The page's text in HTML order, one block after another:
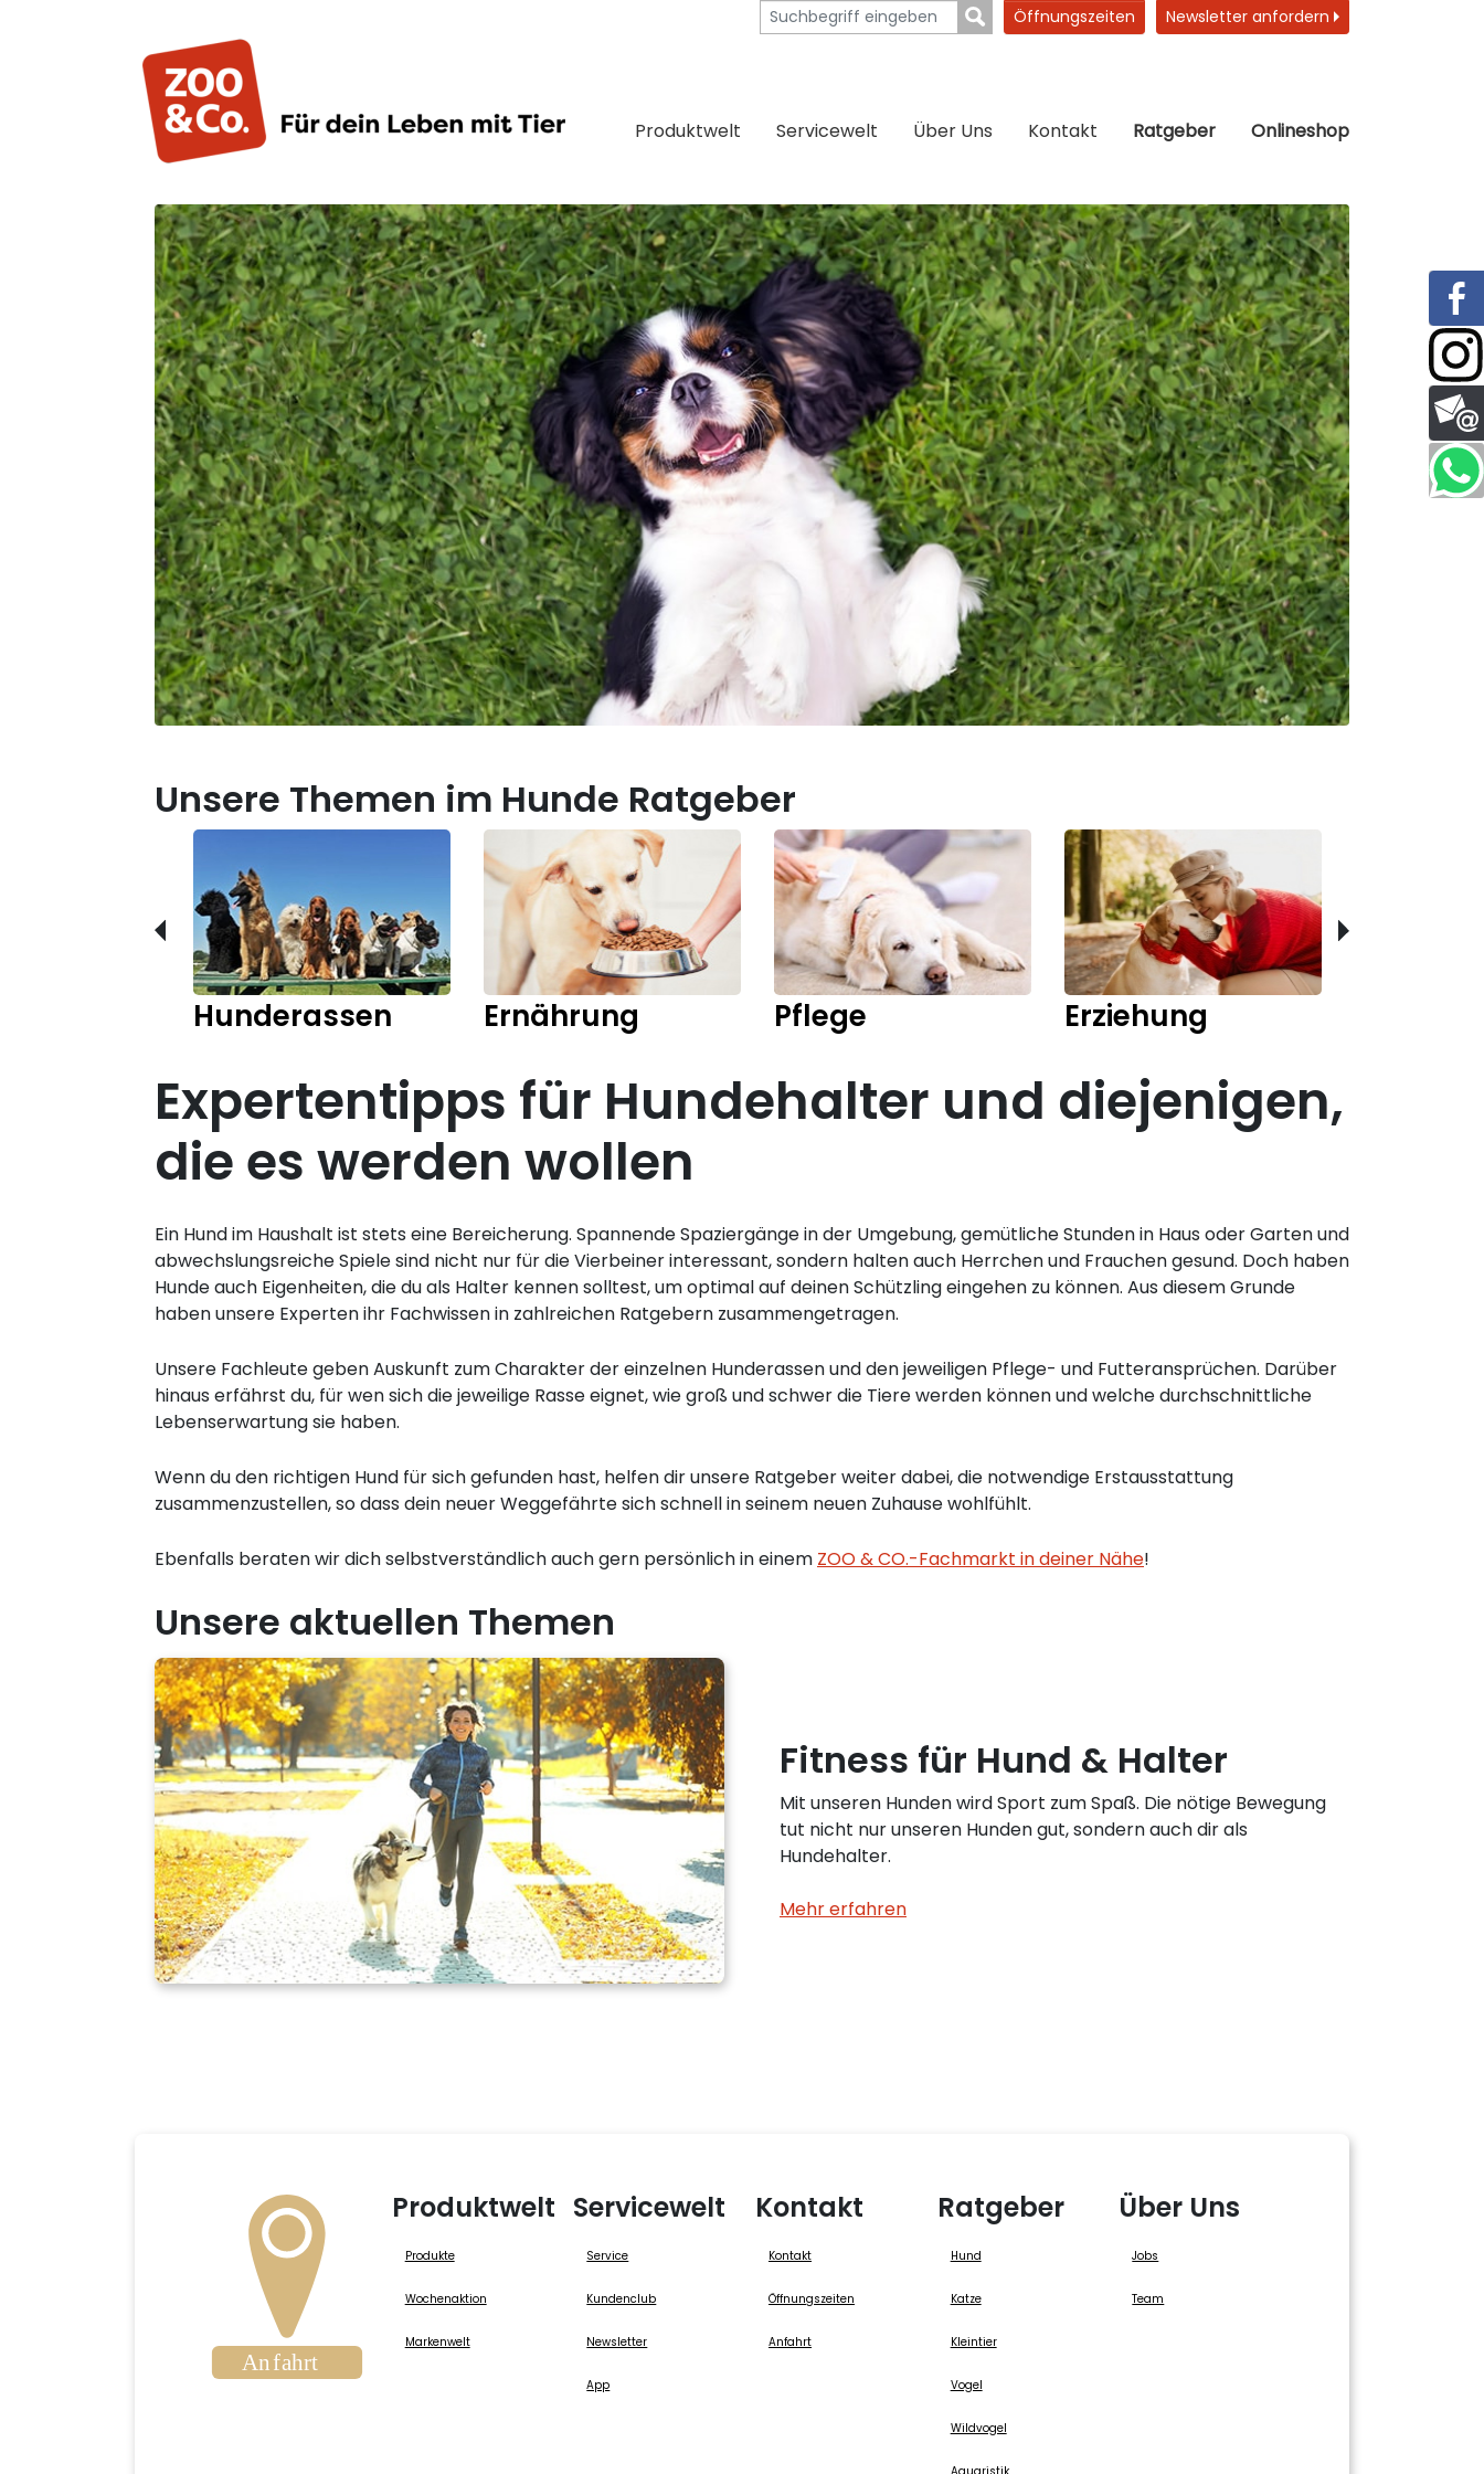
Öffnungszeiten Newsletter anfordern
Produktwelt Servicewelt Über Uns Kontakt Ratgeber Onlineshop
Unsere Themen im Hunde Ratgeber
Hunderassen Ernährung Pflege Erziehung
Expertentipps für Hundehalter und diejenigen,
die es werden wollen
Ein Hund im Haushalt ist stets eine Bereicherung. Spannende Spaziergänge in der Umgebung, gemütliche Stunden in Haus oder Garten und
abwechslungsreiche Spiele sind nicht nur für die Vierbeiner interessant, sondern halten auch Herrchen und Frauchen gesund. Doch haben
Hunde auch Eigenheiten, die du als Halter kennen solltest, um optimal auf deinen Schützling eingehen zu können. Aus diesem Grunde
haben unsere Experten ihr Fachwissen in zahlreichen Ratgebern zusammengetragen.
Unsere Fachleute geben Auskunft zum Charakter der einzelnen Hunderassen und den jeweiligen Pflege- und Futteransprüchen. Darüber
hinaus erfährst du, für wen sich die jeweilige Rasse eignet, wie groß und schwer die Tiere werden können und welche durchschnittliche
Lebenserwartung sie haben.
Wenn du den richtigen Hund für sich gefunden hast, helfen dir unsere Ratgeber weiter dabei, die notwendige Erstausstattung
zusammenzustellen, so dass dein neuer Weggefährte sich schnell in seinem neuen Zuhause wohlfühlt.
Ebenfalls beraten wir dich selbstverständlich auch gern persönlich in einem ZOO & CO.-Fachmarkt in deiner Nähe!
Unsere aktuellen Themen
Fitness für Hund & Halter
Mit unseren Hunden wird Sport zum Spaß. Die nötige Bewegung
tut nicht nur unseren Hunden gut, sondern auch dir als
Hundehalter.
Mehr erfahren
Produktwelt
Produkte
Wochenaktion
Markenwelt
Servicewelt
Service
Kundenclub
Newsletter
App
Kontakt
Kontakt
Öffnungszeiten
Anfahrt
Ratgeber
Hund
Katze
Kleintier
Vogel
Wildvogel
Über Uns
Jobs
Team